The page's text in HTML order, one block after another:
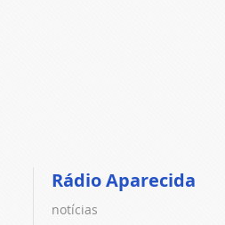
Rádio Aparecida
notícias